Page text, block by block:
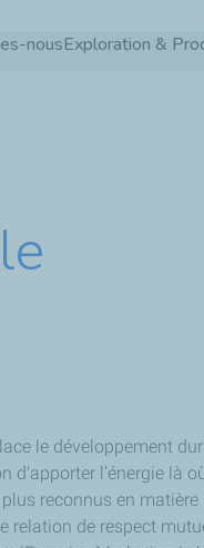
nousExploration &
le développement
l’énergie
reconnus en
de respect